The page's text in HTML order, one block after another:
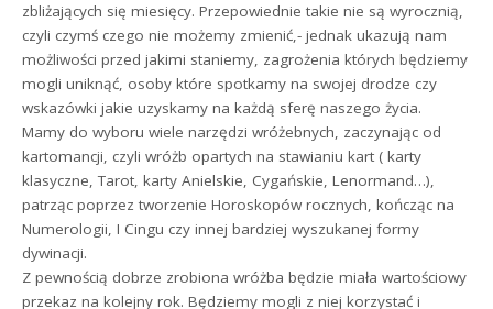
zbliżających się miesięcy. Przepowiednie takie nie są wyrocznią,
czyli czymś czego nie możemy zmienić,- jednak ukazują nam
możliwości przed jakimi staniemy, zagrożenia których będziemy
mogli uniknąć, osoby które spotkamy na swojej drodze czy
wskazówki jakie uzyskamy na każdą sferę naszego życia.
Mamy do wyboru wiele narzędzi wróżebnych, zaczynając od
kartomancji, czyli wróżb opartych na stawianiu kart ( karty
klasyczne, Tarot, karty Anielskie, Cygańskie, Lenormand…),
patrząc poprzez tworzenie Horoskopów rocznych, kończąc na
Numerologii, I Cingu czy innej bardziej wyszukanej formy
dywinacji.
Z pewnością dobrze zrobiona wróżba będzie miała wartościowy
przekaz na kolejny rok. Będziemy mogli z niej korzystać i